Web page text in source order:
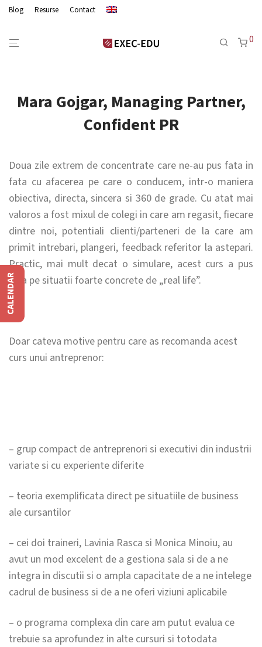
Blog Resurse Contact
0
Mara Gojgar, Managing Partner,
Confident PR
Doua zile extrem de concentrate care ne-au pus fata in
fata cu afacerea pe care o conducem, intr-o maniera
obiectiva, directa, sincera si 360 de grade. Cu atat mai
valoros a fost mixul de colegi in care am regasit, fiecare
dintre noi, potentiali clienti/parteneri de la care am
primit intrebari, plangeri, feedback referitor la astepari.
Practic, mai mult decat o simulare, acest curs a pus
lupa pe situatii foarte concrete de „real life”.
Doar cateva motive pentru care as recomanda acest
curs unui antreprenor:
– grup compact de antreprenori si executivi din industrii
variate si cu experiente diferite
– teoria exemplificata direct pe situatiile de business
ale cursantilor
– cei doi traineri, Lavinia Rasca si Monica Minoiu, au
avut un mod excelent de a gestiona sala si de a ne
integra in discutii si o ampla capacitate de a ne intelege
cadrul de business si de a ne oferi viziuni aplicabile
– o programa complexa din care am putut evalua ce
trebuie sa aprofundez in alte cursuri si totodata
CALENDAR